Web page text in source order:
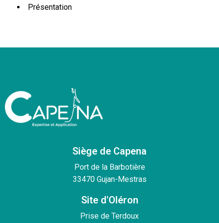
Présentation
Siège de Capena
Port de la Barbotière
33470 Gujan-Mestras
Site d'Oléron
Prise de Terdoux